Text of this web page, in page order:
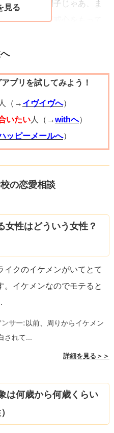
かな？この調子じゃあ、ま
、不信感、警戒心をもって
ると思います。また、そう
に限って体調を崩す人もい
ンも、それに当てはまるの
外の花粉症の方もいるの
れません。そんな時にお花
やまだけど体調不良を仕事
やゆっくりできるところ
てしまう可能性も考えられ
の時点で「２人でお花見に
うが良いかもしれませ
も体調を気遣うような連
ません。年度末、年度初
に来れば上等！という気持
に疲れていて、金曜日の時
後からなら出かけたいとい
プリを試してみよう！
（→ イヴイヴへ）
いたい人（→withへ）
ッピーメールへ）
の恋愛相談
女性はどういう女性？
イクのイケメンがいてとて
。イケメンなのでモテると
サー:以前、周りからイケメン
されて...
詳細を見る＞＞
は何歳から何歳くらい